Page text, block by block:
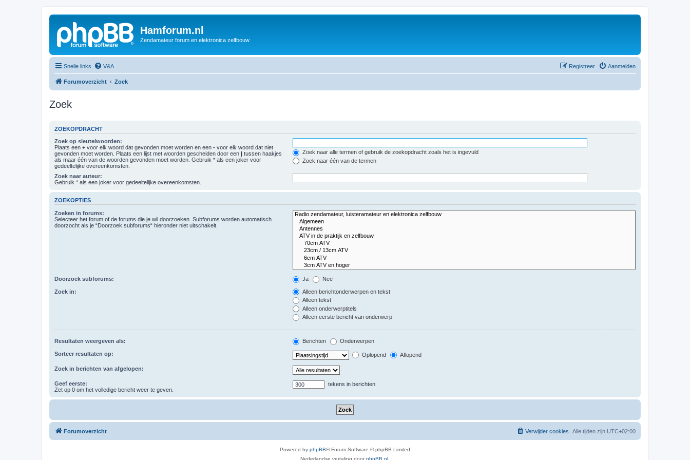
Hamforum.nl
Zendamateur forum en elektronica zelfbouw
Snelle links V&A Aanmelden
Registreer
Forumoverzicht Zoek
Zoek
ZOEKOPDRACHT
Zoek op sleutelwoorden:
Plaats een + voor elk woord dat gevonden moet worden en een - voor elk woord dat niet
gevonden moet worden. Plaats een lijst met woorden gescheiden door een | tussen haakjes
als maar één van de woorden gevonden moet worden. Gebruik * als een joker voor
gedeeltelijke overeenkomsten.
Zoek naar alle termen of gebruik de zoekopdracht zoals het is ingevuld
Zoek naar één van de termen
Zoek naar auteur:
Gebruik * als een joker voor gedeeltelijke overeenkomsten.
ZOEKOPTIES
Zoeken in forums:
Selecteer het forum of de forums die je wil doorzoeken. Subforums worden automatisch
doorzocht als je “Doorzoek subforums“ hieronder niet uitschakelt.
Doorzoek subforums: Ja Nee
Zoek in:
Alleen berichtonderwerpen en tekst
Alleen tekst
Alleen onderwerptitels
Alleen eerste bericht van onderwerp
Resultaten weergeven als: Berichten Onderwerpen
Sorteer resultaten op: Oplopend Aflopend
Zoek in berichten van afgelopen:
Geef eerste:
Zet op 0 om het volledige bericht weer te geven.
tekens in berichten
Forumoverzicht Alle tijden zijn UTC+02:00
Verwijder cookies
Powered by phpBB® Forum Software © phpBB Limited
Nederlandse vertaling doorphpBB.nl